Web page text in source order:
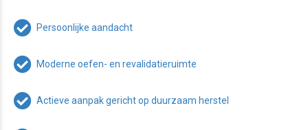
Persoonlijke aandacht
Moderne oefen- en revalidatieruimte
Actieve aanpak gericht op duurzaam herstel